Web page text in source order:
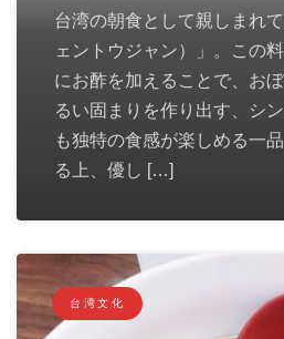
台湾の朝食として親しまれ
ェントウジャン）」。この
にお酢を加えることで、お
るい固まりを作り出す、シ
も独特の食感が楽しめる一
る上、優し […]
台湾文化